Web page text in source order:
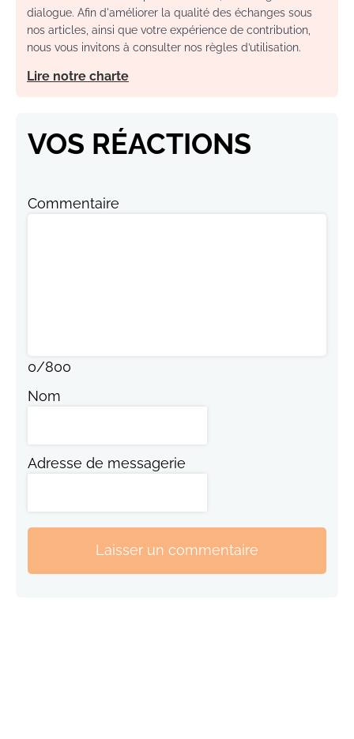
dialogue. Afin d'améliorer la qualité des échanges sous
nos articles, ainsi que votre expérience de contribution,
nous vous invitons à consulter nos règles d’utilisation.
Lire notre charte
VOS RÉACTIONS
Commentaire
0/800
Nom
Adresse de messagerie
Laisser un commentaire